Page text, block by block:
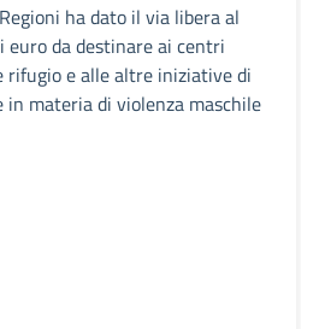
ha dato il via libera al
da destinare ai centri
rifugio e alle altre iniziative di
in materia di violenza maschile